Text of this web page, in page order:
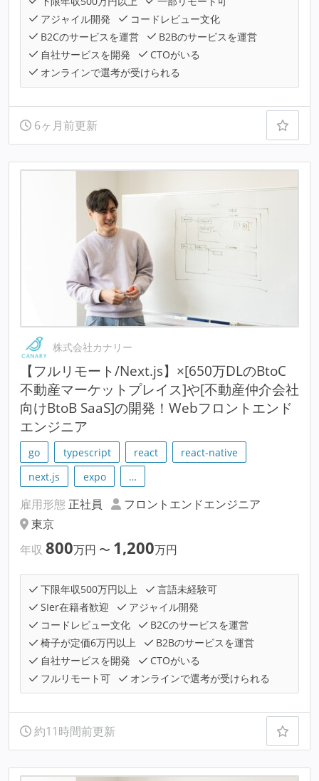
アジャイル開発
コードレビュー文化
B2Cのサービスを運営
B2Bのサービスを運営
自社サービスを開発
CTOがいる
オンラインで選考が受けられる
6ヶ月前更新
株式会社カナリー
【フルリモート/Next.js】×[650万DLのBtoC
不動産マーケットプレイス]や[不動産仲介会社
向けBtoB SaaS]の開発！Webフロントエンド
エンジニア
go typescript react
react-native
next.js
expo …
雇用形態 正社員
フロントエンドエンジニア
東京
年収 800万円 〜 1,200万円
下限年収500万円以上
言語未経験可
SIer在籍者歓迎
アジャイル開発
コードレビュー文化
B2Cのサービスを運営
椅子が定価6万円以上
B2Bのサービスを運営
自社サービスを開発
CTOがいる
フルリモート可
オンラインで選考が受けられる
約11時間前更新